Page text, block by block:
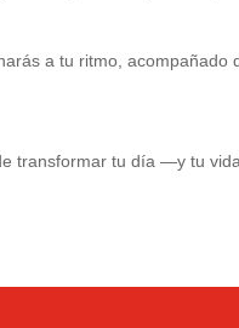
a tu ritmo, acompañado
transformar tu día —y tu